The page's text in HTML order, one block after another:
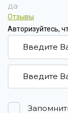
да
Отзывы
Авторизуйтесь,